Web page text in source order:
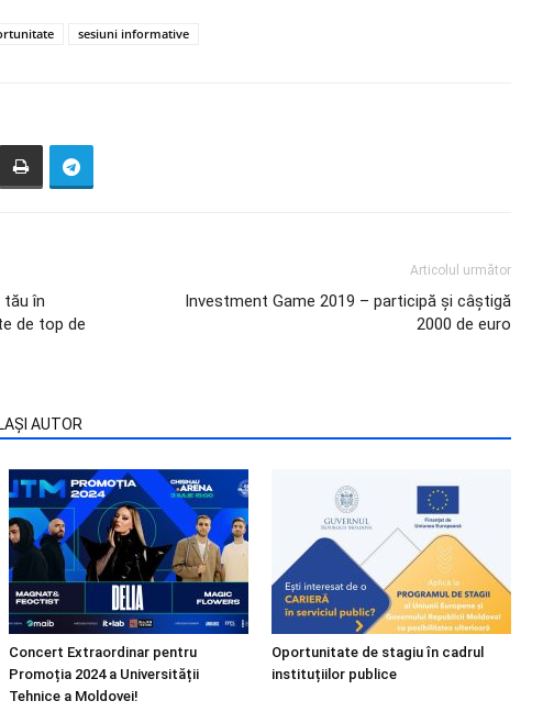
sesiuni informative
în
de top de
Articolul următor
Investment Game 2019 – participă și câștigă
2000 de euro
AUTOR
Concert Extraordinar pentru
Promoția 2024 a Universității
Tehnice a Moldovei!
Oportunitate de stagiu în cadrul
instituțiilor publice